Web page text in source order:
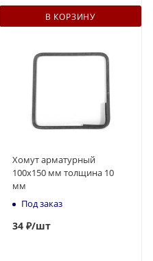
В КОРЗИНУ
Хомут арматурный
100х150 мм толщина 10
мм
Под заказ
34 ₽/шт